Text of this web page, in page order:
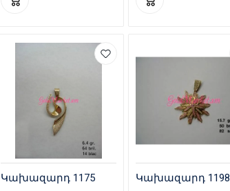
Կախազարդ 1175 Կախազարդ 1198